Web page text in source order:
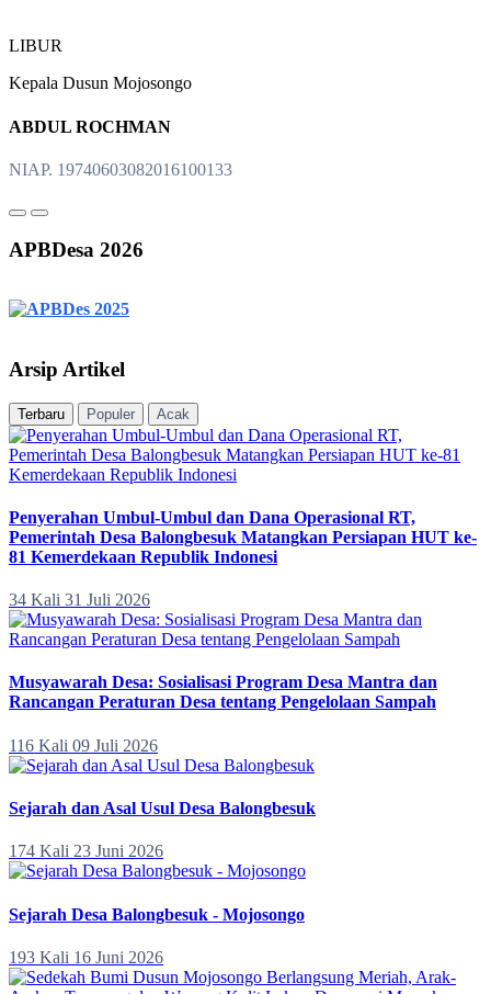
LIBUR
Kepala Dusun Mojosongo
ABDUL ROCHMAN
NIAP. 19740603082016100133
APBDesa 2026
Arsip Artikel
Terbaru Populer Acak
Penyerahan Umbul-Umbul dan Dana Operasional RT,
Pemerintah Desa Balongbesuk Matangkan Persiapan HUT ke-
81 Kemerdekaan Republik Indonesi
34 Kali 31 Juli 2026
Musyawarah Desa: Sosialisasi Program Desa Mantra dan
Rancangan Peraturan Desa tentang Pengelolaan Sampah
116 Kali 09 Juli 2026
Sejarah dan Asal Usul Desa Balongbesuk
174 Kali 23 Juni 2026
Sejarah Desa Balongbesuk - Mojosongo
193 Kali 16 Juni 2026